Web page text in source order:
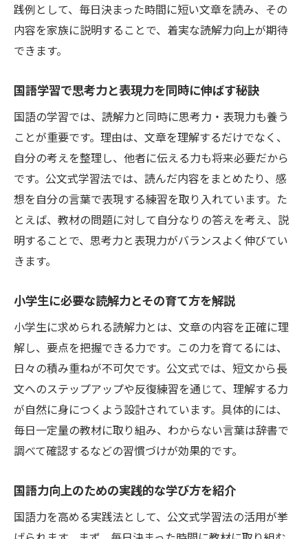
践例として、毎日決まった時間に短い文章を読み、その
内容を家族に説明することで、着実な読解力向上が期待
できます。
国語学習で思考力と表現力を同時に伸ばす秘訣
国語の学習では、読解力と同時に思考力・表現力も養う
ことが重要です。理由は、文章を理解するだけでなく、
自分の考えを整理し、他者に伝える力も将来必要だから
です。公文式学習法では、読んだ内容をまとめたり、感
想を自分の言葉で表現する練習を取り入れています。た
とえば、教材の問題に対して自分なりの答えを考え、説
明することで、思考力と表現力がバランスよく伸びてい
きます。
小学生に必要な読解力とその育て方を解説
小学生に求められる読解力とは、文章の内容を正確に理
解し、要点を把握できる力です。この力を育てるには、
日々の積み重ねが不可欠です。公文式では、短文から長
文へのステップアップや反復練習を通じて、理解する力
が自然に身につくよう設計されています。具体的には、
毎日一定量の教材に取り組み、わからない言葉は辞書で
調べて確認するなどの習慣づけが効果的です。
国語力向上のための実践的な学び方を紹介
国語力を高める実践法として、公文式学習法の活用が挙